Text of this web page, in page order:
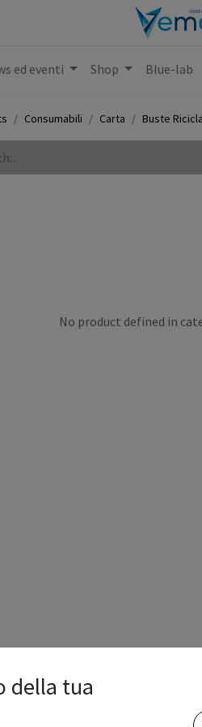
ed eventi Shop Blue-lab
Consumabili Carta Buste
No product defined in
della tua